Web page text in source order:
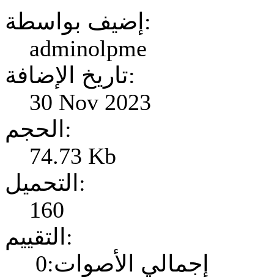
إضيف بواسطة:
adminolpme
تاريخ الإضافة:
30 Nov 2023
الحجم:
74.73 Kb
التحميل:
160
التقييم:
إجمالي الأصوات:0